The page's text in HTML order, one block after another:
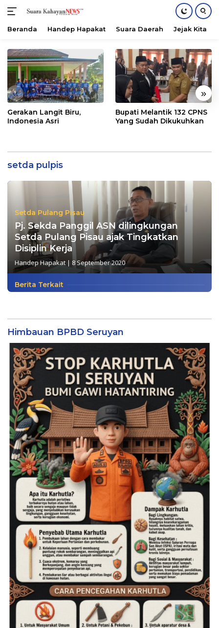
konten
Beranda Handep Hapakat Suara Daerah Jejak Kita
« »
Gerakan Langit Biru,
Indonesia Asri
Bupati Melantik 132 CPNS
Yang Sudah Dikukuhkan
setda pulpis
Setda Pulang Pisau
Pj. Sekda Panggil ASN dilingkungan
Setda Pulang Pisau ajak Tingkatkan
Disiplin Kerja
Handep Hapakat | 8 September 2020
Berita Terkait
Himbauan BPBD Seruyan